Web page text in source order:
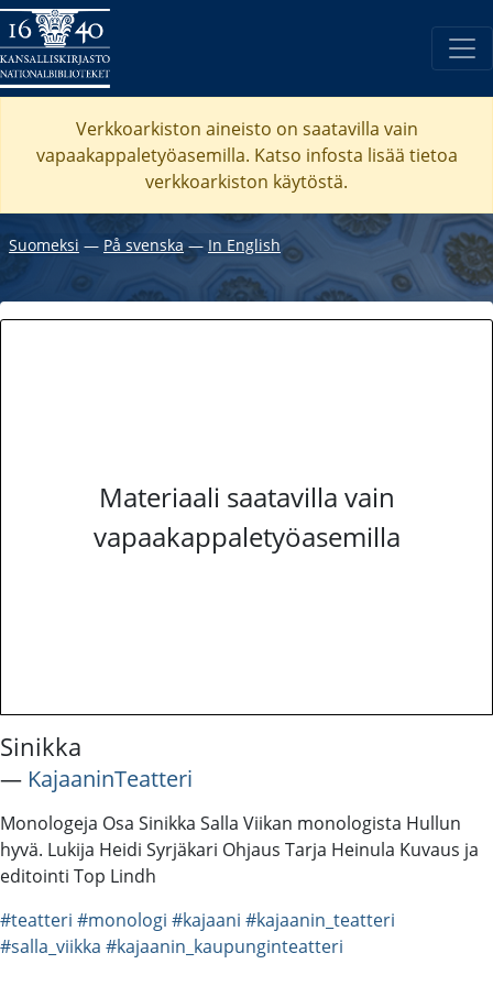
Verkkoarkiston aineisto on saatavilla vain
vapaakappaletyöasemilla. Katso infosta lisää tietoa
verkkoarkiston käytöstä.
Suomeksi ― På svenska― In English
Materiaali saatavilla vain
vapaakappaletyöasemilla
Sinikka
― KajaaninTeatteri
Monologeja Osa Sinikka Salla Viikan monologista Hullun
hyvä. Lukija Heidi Syrjäkari Ohjaus Tarja Heinula Kuvaus ja
editointi Top Lindh
#teatteri #monologi #kajaani #kajaanin_teatteri
#salla_viikka #kajaanin_kaupunginteatteri